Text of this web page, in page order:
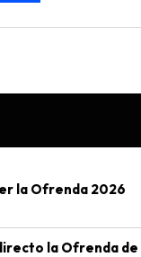
la Ofrenda 2026
la Ofrenda de